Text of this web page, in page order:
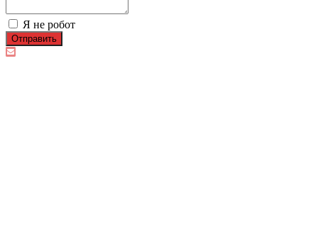
Я не робот
Отправить